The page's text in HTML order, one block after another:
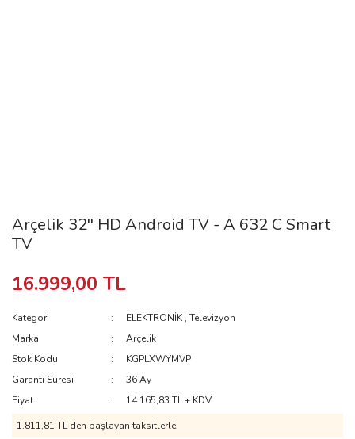
Arçelik 32'' HD Android TV - A 632 C Smart
TV
16.999,00 TL
Kategori ELEKTRONİK ,Televizyon
Marka
Arçelik
Stok Kodu
KGPLXWYMVP
Garanti Süresi
36 Ay
Fiyat
14.165,83 TL + KDV
1.811,81 TLden başlayan taksitlerle!